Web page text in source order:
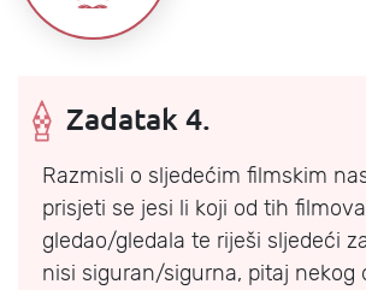
Zadatak 4.
Razmisli o sljedećim filmskim
prisjeti se jesi li koji od tih filmova
gledao/gledala te riješi sljedeći
nisi siguran/sigurna, pitaj nekog